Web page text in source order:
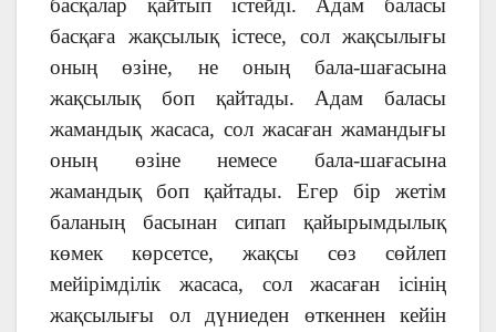
басқалар қайтып істейді. Адам баласы
басқаға жақсылық істесе, сол жақсылығы
оның өзіне, не оның бала-шағасына
жақсылық боп қайтады. Адам баласы
жамандық жасаса, сол жасаған жамандығы
оның өзіне немесе бала-шағасына
жамандық боп қайтады. Егер бір жетім
баланың басынан сипап қайырымдылық
көмек көрсетсе, жақсы сөз сөйлеп
мейірімділік жасаса, сол жасаған ісінің
жақсылығы ол дүниеден өткеннен кейін